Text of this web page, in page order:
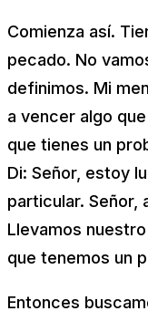
Comienza así.
pecado. No
definimos. Mi
a vencer algo
que tienes un
Di: Señor, estoy
particular. Señor,
Llevamos
que tenemos un
Entonces